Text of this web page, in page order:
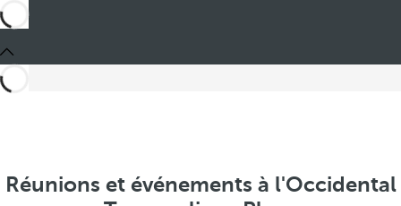
Réunions et événements à l'Occidental